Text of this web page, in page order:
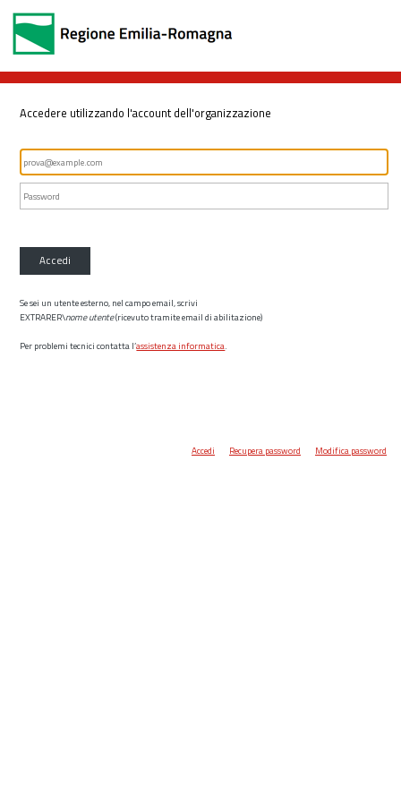
Accedere utilizzando l'account dell'organizzazione
Accedi
Se sei un utente esterno, nel campo email, scrivi
EXTRARER\nome utente(ricevuto tramite email di abilitazione)
Per problemi tecnici contatta l’assistenza informatica.
Accedi Recupera password Modifica password